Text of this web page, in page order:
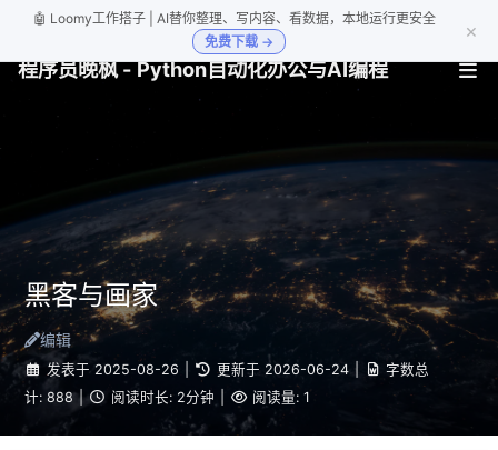
🤖 Loomy工作搭子 | AI替你整理、写内容、看数据，本地运行更安全
免费下载 →
×
程序员晚枫 - Python自动化办公与AI编程
黑客与画家
编辑
发表于 2025-08-26 更新于 2026-06-24
字数总
计: 888 | 阅读时长: 2分钟 阅读量: 1